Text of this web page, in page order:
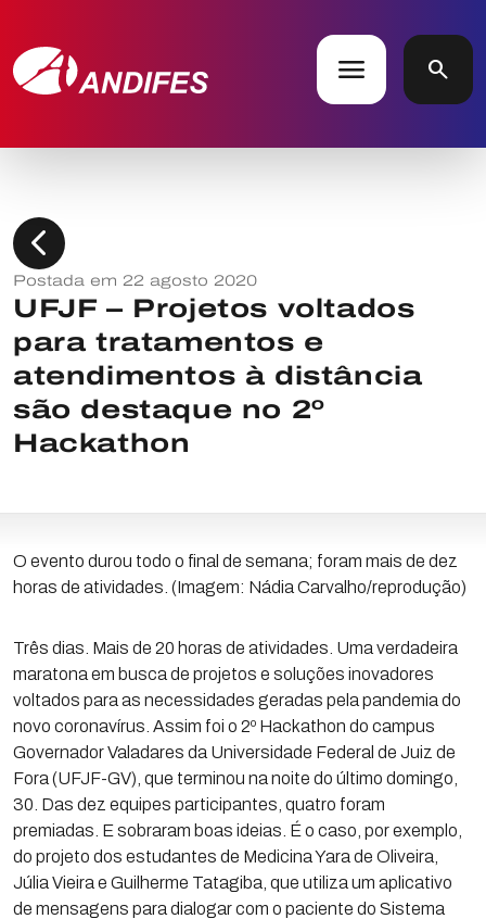
menu search
chevron_left
Postada em 22 agosto 2020
UFJF – Projetos voltados
para tratamentos e
atendimentos à distância
são destaque no 2º
Hackathon
O evento durou todo o final de semana; foram mais de dez
horas de atividades. (Imagem: Nádia Carvalho/reprodução)
Três dias. Mais de 20 horas de atividades. Uma verdadeira
maratona em busca de projetos e soluções inovadores
voltados para as necessidades geradas pela pandemia do
novo coronavírus. Assim foi o 2º Hackathon do campus
Governador Valadares da Universidade Federal de Juiz de
Fora (UFJF-GV), que terminou na noite do último domingo,
30. Das dez equipes participantes, quatro foram
premiadas. E sobraram boas ideias. É o caso, por exemplo,
do projeto dos estudantes de Medicina Yara de Oliveira,
Júlia Vieira e Guilherme Tatagiba, que utiliza um aplicativo
de mensagens para dialogar com o paciente do Sistema